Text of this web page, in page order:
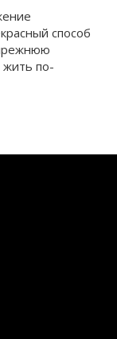
способ
по-